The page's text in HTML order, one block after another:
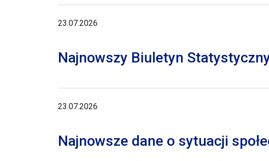
23.07.2026
Najnowszy Biuletyn
23.07.2026
Najnowsze dane o sytuacji